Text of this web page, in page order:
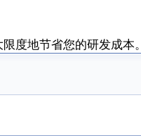
度地节省您的研发成本。